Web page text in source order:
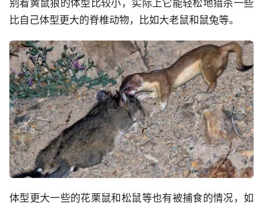
别看黄鼠狼的体型比较小，实际上它能轻松地猎杀一些
比自己体型更大的脊椎动物，比如大老鼠和鼠兔等。
体型更大一些的花栗鼠和松鼠等也有被捕食的情况，如